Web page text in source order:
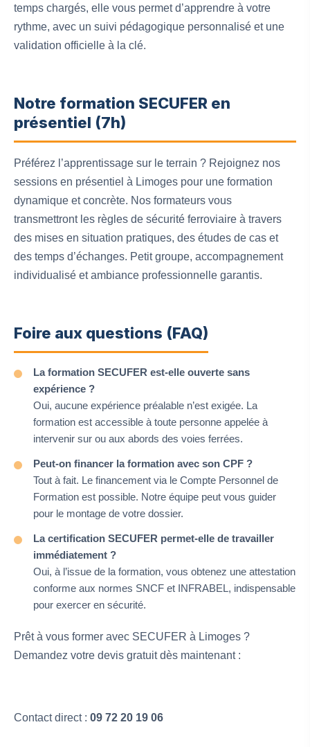
temps chargés, elle vous permet d’apprendre à votre
rythme, avec un suivi pédagogique personnalisé et une
validation officielle à la clé.
Notre formation SECUFER en
présentiel (7h)
Préférez l’apprentissage sur le terrain ? Rejoignez nos
sessions en présentiel à Limoges pour une formation
dynamique et concrète. Nos formateurs vous
transmettront les règles de sécurité ferroviaire à travers
des mises en situation pratiques, des études de cas et
des temps d’échanges. Petit groupe, accompagnement
individualisé et ambiance professionnelle garantis.
Foire aux questions (FAQ)
La formation SECUFER est-elle ouverte sans
expérience ?
Oui, aucune expérience préalable n’est exigée. La
formation est accessible à toute personne appelée à
intervenir sur ou aux abords des voies ferrées.
Peut-on financer la formation avec son CPF ?
Tout à fait. Le financement via le Compte Personnel de
Formation est possible. Notre équipe peut vous guider
pour le montage de votre dossier.
La certification SECUFER permet-elle de travailler
immédiatement ?
Oui, à l’issue de la formation, vous obtenez une attestation
conforme aux normes SNCF et INFRABEL, indispensable
pour exercer en sécurité.
Prêt à vous former avec SECUFER à Limoges ?
Demandez votre devis gratuit dès maintenant :
Contact direct : 09 72 20 19 06